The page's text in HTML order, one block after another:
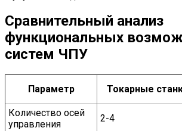
Сравнительный анализ
функциональных
систем ЧПУ
Параметр Токарные
Количество осей
управления
2-4